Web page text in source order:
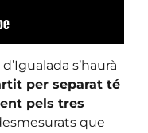
s’haurà
per separat té
pels tres
que